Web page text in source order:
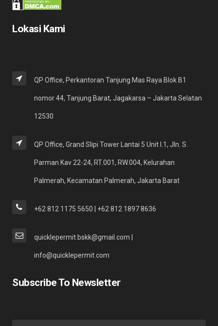
Lokasi Kami
QP Office, Perkantoran Tanjung Mas Raya Blok B1
nomor 44, Tanjung Barat, Jagakarsa – Jakarta Selatan
12530
QP Office, Grand Slipi Tower Lantai 5 Unit I.1, Jln. S.
Parman Kav 22-24, RT.001, RW.004, Kelurahan
Palmerah, Kecamatan Palmerah, Jakarta Barat
+62 812 1175 5650 | +62 812 1897 8636
quicklepermit.bskk@gmail.com |
info@quicklepermit.com
Subscribe To Newsletter